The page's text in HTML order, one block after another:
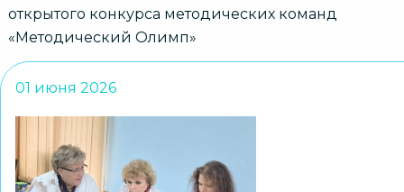
открытого конкурса методических команд
«Методический Олимп»
01 июня 2026